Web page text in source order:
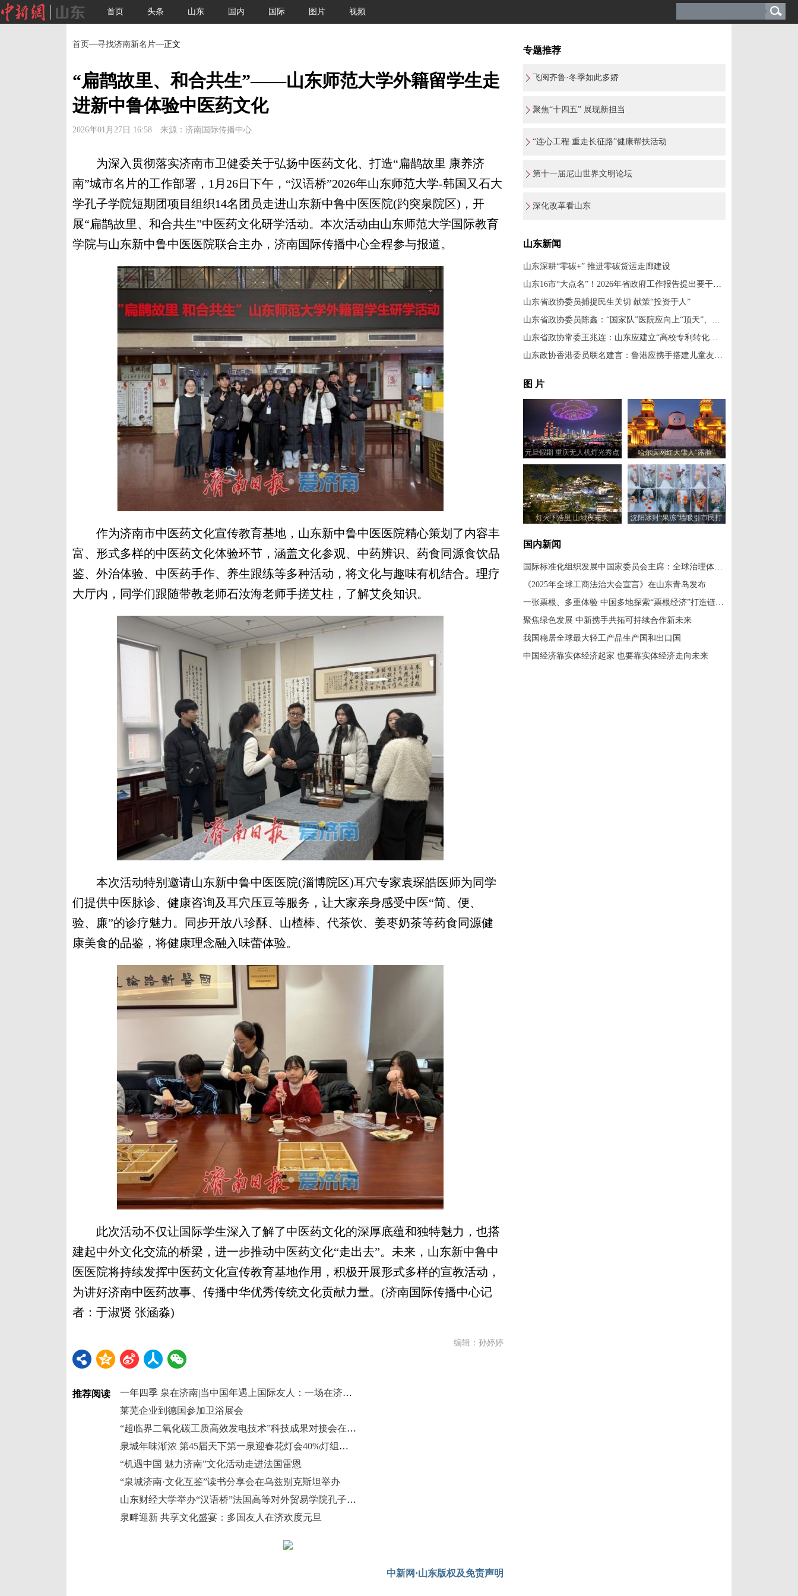
首页 头条 山东 国内 国际 图片 视频
首页—寻找济南新名片—正文
“扁鹊故里、和合共生”——山东师范大学外籍留学生走
进新中鲁体验中医药文化
2026年01月27日 16:58 来源：济南国际传播中心
为深入贯彻落实济南市卫健委关于弘扬中医药文化、打造“扁鹊故里 康养济
南”城市名片的工作部署，1月26日下午，“汉语桥”2026年山东师范大学-韩国又石大
学孔子学院短期团项目组织14名团员走进山东新中鲁中医医院(趵突泉院区)，开
展“扁鹊故里、和合共生”中医药文化研学活动。本次活动由山东师范大学国际教育
学院与山东新中鲁中医医院联合主办，济南国际传播中心全程参与报道。
作为济南市中医药文化宣传教育基地，山东新中鲁中医医院精心策划了内容丰
富、形式多样的中医药文化体验环节，涵盖文化参观、中药辨识、药食同源食饮品
鉴、外治体验、中医药手作、养生跟练等多种活动，将文化与趣味有机结合。理疗
大厅内，同学们跟随带教老师石汝海老师手搓艾柱，了解艾灸知识。
本次活动特别邀请山东新中鲁中医医院(淄博院区)耳穴专家袁琛皓医师为同学
们提供中医脉诊、健康咨询及耳穴压豆等服务，让大家亲身感受中医“简、便、
验、廉”的诊疗魅力。同步开放八珍酥、山楂棒、代茶饮、姜枣奶茶等药食同源健
康美食的品鉴，将健康理念融入味蕾体验。
此次活动不仅让国际学生深入了解了中医药文化的深厚底蕴和独特魅力，也搭
建起中外文化交流的桥梁，进一步推动中医药文化“走出去”。未来，山东新中鲁中
医医院将持续发挥中医药文化宣传教育基地作用，积极开展形式多样的宣教活动，
为讲好济南中医药故事、传播中华优秀传统文化贡献力量。(济南国际传播中心记
者：于淑贤 张涵淼)
编辑：孙婷婷
推荐阅读
一年四季 泉在济南|当中国年遇上国际友人：一场在济南非遗里的新春“寻宝”之旅
莱芜企业到德国参加卫浴展会
“超临界二氧化碳工质高效发电技术”科技成果对接会在济南举办
泉城年味渐浓 第45届天下第一泉迎春花灯会40%灯组已就位
“机遇中国 魅力济南”文化活动走进法国雷恩
“泉城济南·文化互鉴”读书分享会在乌兹别克斯坦举办
山东财经大学举办“汉语桥”法国高等对外贸易学院孔子学院冬令营
泉畔迎新 共享文化盛宴：多国友人在济欢度元旦
中新网·山东版权及免责声明
专题推荐
飞阅齐鲁·冬季如此多娇
聚焦“十四五” 展现新担当
“连心工程 重走长征路”健康帮扶活动
第十一届尼山世界文明论坛
深化改革看山东
山东新闻
山东深耕“零碳+” 推进零碳货运走廊建设
山东16市“大点名”！2026年省政府工作报告提出要干这些事
山东省政协委员捕捉民生关切 献策“投资于人”
山东省政协委员陈鑫：“国家队”医院应向上“顶天”、向下“立地”
山东省政协常委王兆连：山东应建立“高校专利转化直通车”机制
山东政协香港委员联名建言：鲁港应携手搭建儿童友好城市数字平台
图 片
元旦假期 重庆无人机灯光秀点
亮绚丽夜空
哈尔滨网红大雪人“露脸”
灯火下浩里 山城夜未央
沈阳冰封“果冻”墙吸引市民打
国内新闻
国际标准化组织发展中国家委员会主席：全球治理体系改革应共建共享
《2025年全球工商法治大会宣言》在山东青岛发布
一张票根、多重体验 中国多地探索“票根经济”打造链式消费新场景
聚焦绿色发展 中新携手共拓可持续合作新未来
我国稳居全球最大轻工产品生产国和出口国
中国经济靠实体经济起家 也要靠实体经济走向未来